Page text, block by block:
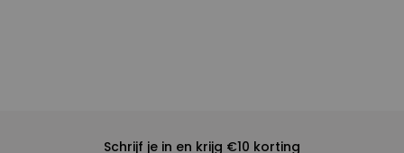
Schrijf je in en krijg €10 korting